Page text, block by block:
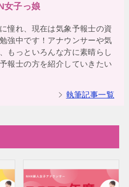
女子っ娘
憧れ、現在は気象予報士の資
強中です！アナウンサーや気
もっといろんな方に素晴らし
報士の方を紹介していきたい
執筆記事一覧